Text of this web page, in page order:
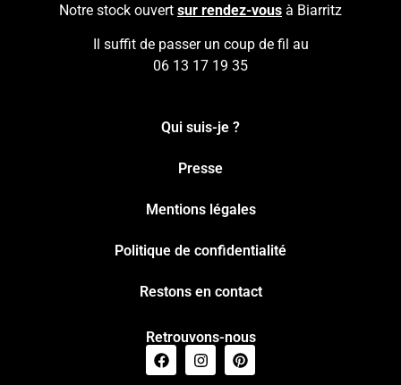
Notre stock ouvert sur rendez-vous à Biarritz
Il suffit de passer un coup de fil au
06 13 17 19 35
Qui suis-je ?
Presse
Mentions légales
Politique de confidentialité
Restons en contact
Retrouvons-nous